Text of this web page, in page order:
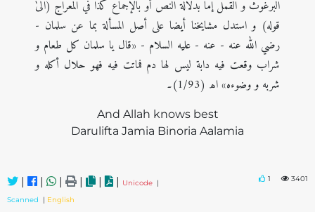
البرغوث و القمل إما بدلالة النص أو بالإجماع كذا في المعراج ‬‎‬‬(الیٰ
قوله) و استدل مشايخنا أيضا على أصل المسألة بما عن سلمان -
رضي الله عنه - عنه - عليه السلام - «قال يا سلمان كل طعام و
شراب وقعت فيه دابة ليس لها دم فماتت فيه فهو حلال أكله و
شربه و وضوءه» اھ (1/93)۔
And Allah knows best
Darulifta Jamia Binoria Aalamia
| | | | | | Unicode |
Scanned | English
1 3401